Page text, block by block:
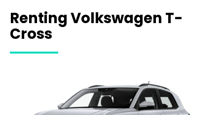
Renting Volkswagen T-
Cross